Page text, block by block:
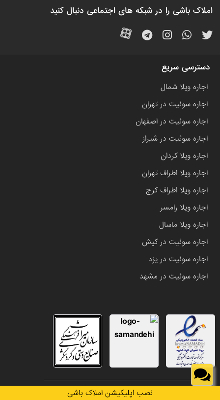
نصب اپلیکیشن املاک باشی
املاک باشی را در شبکه های اجتماعی دنبال کنید
دسترسی سریع
اجاره ویلا شمال
اجاره سوئیت در تهران
اجاره سوئیت در اصفهان
اجاره سوئیت در شیراز
اجاره ویلا کردان
اجاره ویلا اطراف تهران
اجاره ویلا اطراف کرج
اجاره ویلا رامسر
اجاره ویلا ماسال
اجاره سوئیت در کیش
اجاره سوئیت در یزد
اجاره سوئیت در مشهد
تمامی حقوق این وب سایت متعلق به املاک باشی می باشد.